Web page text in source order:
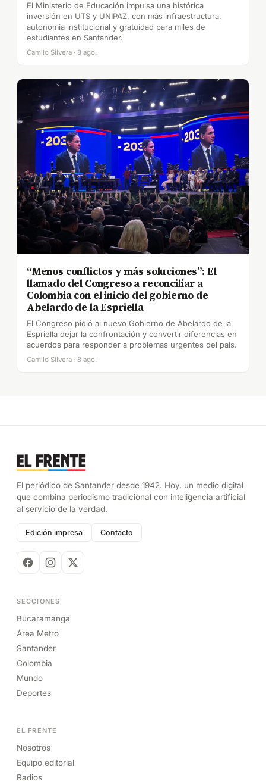
El Ministerio de Educación impulsa una histórica
inversión en UTS y UNIPAZ, con más infraestructura,
autonomía institucional y gratuidad para miles de
estudiantes en Santander.
Camilo Silvera · 8 ago.
“Menos conflictos y más soluciones”: El
llamado del Congreso a reconciliar a
Colombia con el inicio del gobierno de
Abelardo de la Espriella
El Congreso pidió al nuevo Gobierno de Abelardo de la
Espriella dejar la confrontación y convertir diferencias en
acuerdos para responder a problemas urgentes del país.
Camilo Silvera · 8 ago.
El periódico de Santander desde 1942. Hoy, un medio digital
que combina periodismo tradicional con inteligencia artificial
al servicio de la verdad.
Edición impresa Contacto
SECCIONES
Bucaramanga
Área Metro
Santander
Colombia
Mundo
Deportes
EL FRENTE
Nosotros
Equipo editorial
Radios